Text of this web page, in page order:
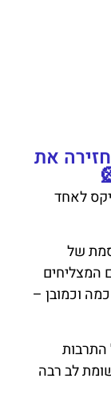
את
לאחד
של
המצליחים
וכמובן –
התרבות
לב רבה